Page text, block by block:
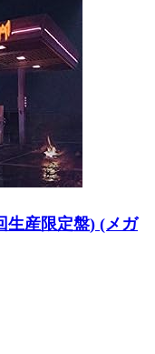
生産限定盤) (メガ